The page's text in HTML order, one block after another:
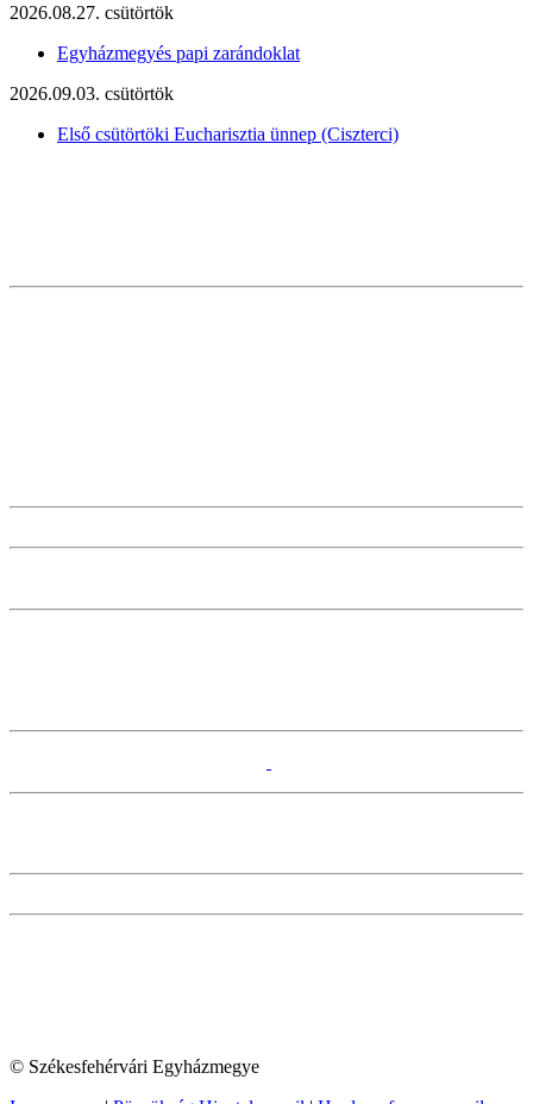
2026.08.27. csütörtök
Egyházmegyés papi zarándoklat
2026.09.03. csütörtök
Első csütörtöki Eucharisztia ünnep (Ciszterci)
© Székesfehérvári Egyházmegye